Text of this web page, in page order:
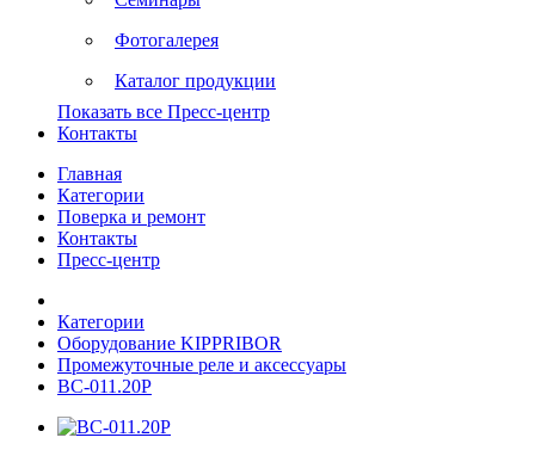
Фотогалерея
Каталог продукции
Показать все Пресс-центр
Контакты
Главная
Категории
Поверка и ремонт
Контакты
Пресс-центр
Категории
Оборудование KIPPRIBOR
Промежуточные реле и аксессуары
ВС-011.20Р